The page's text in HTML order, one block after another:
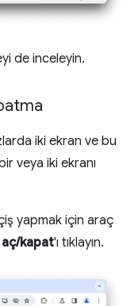
de inceleyin.
iki ekran ve bu
veya iki ekranı
yapmak için araç
kapat'ı tıklayın.